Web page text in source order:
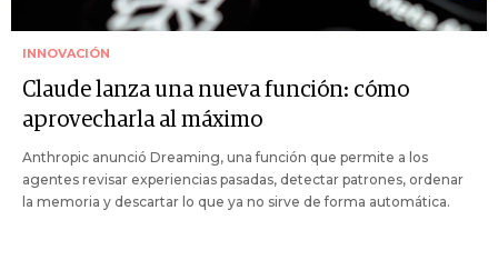
INNOVACIÓN
Claude lanza una nueva función: cómo
aprovecharla al máximo
Anthropic anunció Dreaming, una función que permite a los
agentes revisar experiencias pasadas, detectar patrones, ordenar
la memoria y descartar lo que ya no sirve de forma automática.